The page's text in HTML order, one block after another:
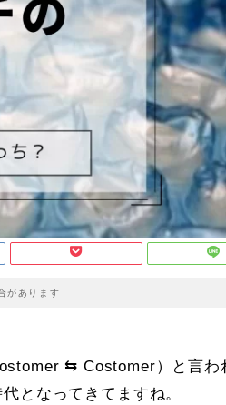
があります
⇆ Costomer）と言わ
となってきてますね。